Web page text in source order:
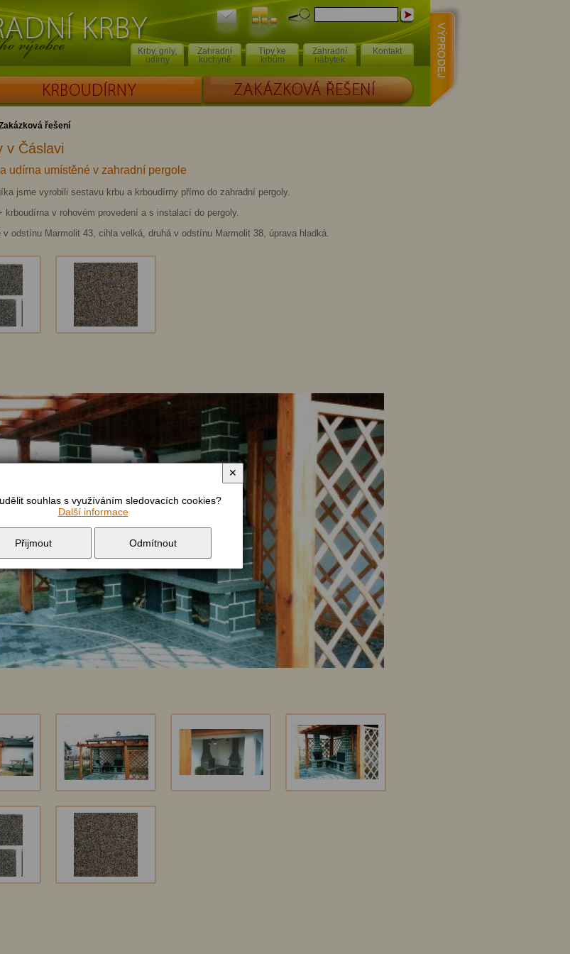
krby od českého výrobce
Poslat
dotaz
Mapa
stránek
Krby, grily,
udírny
Zahradní
kuchyně
Tipy ke
krbům
Zahradní
nábytek
Kontakt
ZAKÁZKOVÁ ŘEŠENÍ
Výprodej
řešení
v Čáslavi
udírna umístěné v zahradní pergole
jsme vyrobili sestavu krbu a krboudírny přímo do zahradní pergoly.
krboudírna v rohovém provedení a s instalací do pergoly.
v odstínu Marmolit 43, cihla velká, druhá v odstínu Marmolit 38, úprava hladká.
souhlas s využíváním sledovacích cookies?
Další informace
Přijmout Odmítnout
✕